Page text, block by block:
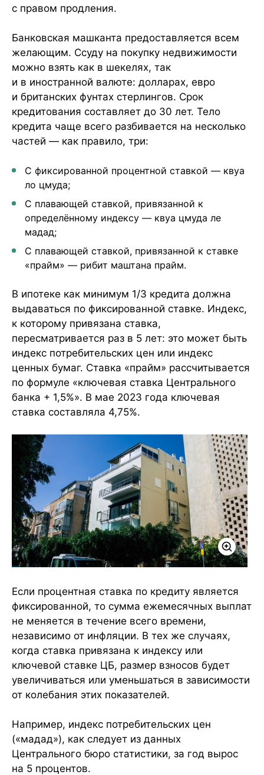
с правом продления.
Банковская машканта предоставляется всем
желающим. Ссуду на покупку недвижимости
можно взять как в шекелях, так
и в иностранной валюте: долларах, евро
и британских фунтах стерлингов. Срок
кредитования составляет до 30 лет. Тело
кредита чаще всего разбивается на несколько
частей — как правило, три:
С фиксированной процентной ставкой — квуа
ло цмуда;
С плавающей ставкой, привязанной к
определённому индексу — квуа цмуда ле
мадад;
С плавающей ставкой, привязанной к ставке
«прайм» — рибит маштана прайм.
В ипотеке как минимум 1/3 кредита должна
выдаваться по фиксированной ставке. Индекс,
к которому привязана ставка,
пересматривается раз в 5 лет: это может быть
индекс потребительских цен или индекс
ценных бумаг. Ставка «прайм» рассчитывается
по формуле «ключевая ставка Центрального
банка + 1,5%». В мае 2023 года ключевая
ставка составляла 4,75%.
Если процентная ставка по кредиту является
фиксированной, то сумма ежемесячных выплат
не меняется в течение всего времени,
независимо от инфляции. В тех же случаях,
когда ставка привязана к индексу или
ключевой ставке ЦБ, размер взносов будет
увеличиваться или уменьшаться в зависимости
от колебания этих показателей.
Например, индекс потребительских цен
(«мадад»), как следует из данных
Центрального бюро статистики, за год вырос
на 5 процентов.